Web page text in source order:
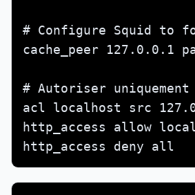
# Configure Squid to
cache_peer 127.0.0.1
# Autoriser
acl localhost src
http_access allow
http_access deny all